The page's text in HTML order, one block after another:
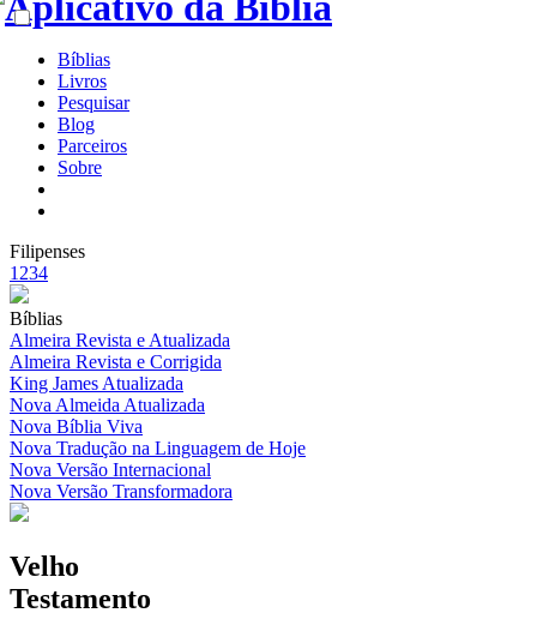
Bíblias
Livros
Pesquisar
Blog
Parceiros
Sobre
Filipenses
1 234
Bíblias
Almeira Revista e Atualizada
Almeira Revista e Corrigida
King James Atualizada
Nova Almeida Atualizada
Nova Bíblia Viva
Nova Tradução na Linguagem de Hoje
Nova Versão Internacional
Nova Versão Transformadora
Velho
Testamento